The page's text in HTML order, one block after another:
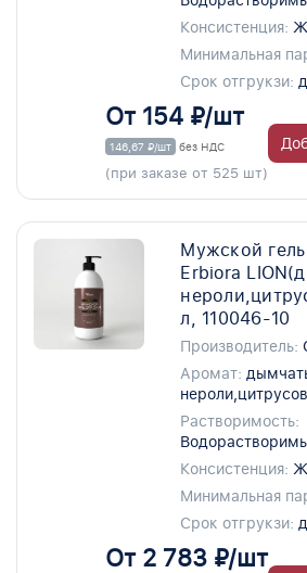
Консистенция:
Минимальная
Срок отгрукзи:
От 154 ₽/шт
146,67 ₽/шт без НДС
(при заказе от 525 шт)
Мужской
Erbiora
л, 110046-10
Производитель:
Аромат:
Растворимость:
Консистенция:
Минимальная
Срок отгрукзи:
От 2 783 ₽/шт